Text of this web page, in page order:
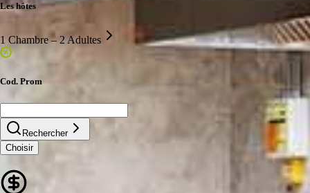
Les hôtes
1 Chambre – 2 Adultes
Cod. Prom
Rechercher
Choisir